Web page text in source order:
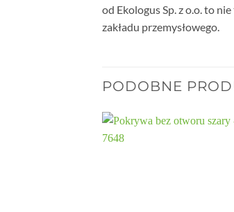
od Ekologus Sp. z o.o. to
zakładu przemysłowego.
PODOBNE